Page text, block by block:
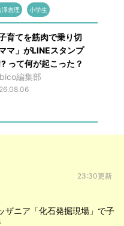
澤恵理 小学生
子育てを筋肉で乗り切
マ」がLINEスタンプ
って何が起こった？
編集部
23:30更新
ザニア「化石発掘現場」で子